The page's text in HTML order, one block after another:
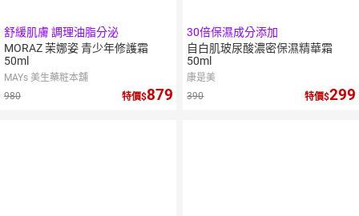
舒緩肌膚 調理油脂分泌
MORAZ 茉娜姿 青少年修護霜
50ml
MAYs 美生藥粧本舖
980
特價 879
30倍保濕成分添加
自白肌玻尿酸濃密保濕精華霜
50ml
康是美
390
特價 299